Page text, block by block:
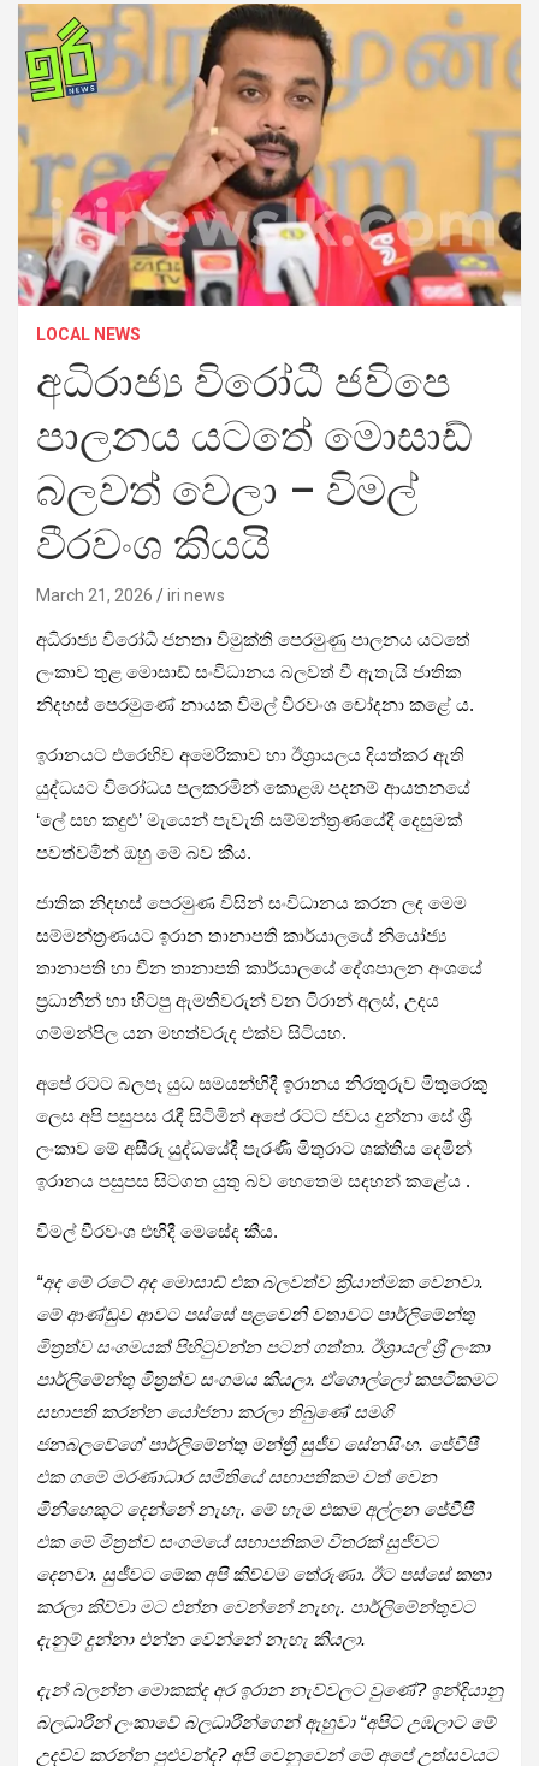
LOCAL NEWS
අධිරාජ්‍ය විරෝධී ජවිපෙ
පාලනය යටතේ මොසාඩ්
බලවත් වෙලා – විමල්
වීරවංශ කියයි
March 21, 2026 iri news
අධිරාජ්‍ය විරෝධී ජනතා විමුක්ති පෙරමුණු පාලනය යටතේ
ලංකාව තුළ මොසාඩ් සංවිධානය බලවත් වී ඇතැයි ජාතික
නිදහස් පෙරමුණේ නායක විමල් වීරවංශ චෝදනා කළේ ය.
ඉරානයට එරෙහිව අමෙරිකාව හා ඊශ්‍රායලය දියත්කර ඇති
යුද්ධයට විරෝධය පලකරමින් කොළඹ පදනම් ආයතනයේ
‘ලේ සහ කදුළු’ මැයෙන් පැවැති සම්මන්ත්‍රණයේදී දෙසුමක්
පවත්වමින් ඔහු මේ බව කීය.
ජාතික නිදහස් පෙරමුණ විසින් සංවිධානය කරන ලද මෙම
සම්මන්ත්‍රණයට ඉරාන තානාපති කාර්යාලයේ නියෝජ්‍ය
තානාපති හා චීන තානාපති කාර්යාලයේ දේශපාලන අංශයේ
ප්‍රධානීන් හා හිටපු ඇමතිවරුන් වන ටිරාන් අලස්, උදය
ගම්මන්පිල යන මහත්වරුද එක්ව සිටියහ.
අපේ රටට බලපෑ යුධ සමයන්හිදී ඉරානය නිරතුරුව මිතුරෙකු
ලෙස අපි පසුපස රැඳී සිටිමින් අපේ රටට ජවය දුන්නා සේ ශ්‍රී
ලංකාව මේ අසීරු යුද්ධයේදී පැරණි මිතුරාට ශක්තිය දෙමින්
ඉරානය පසුපස සිටගත යුතු බව හෙතෙම සදහන් කළේය .
විමල් වීරවංශ එහිදී මෙසේද කීය.
“අද මේ රටේ අද මොසාඩ් එක බලවත්ව ක්‍රියාත්මක වෙනවා.
මේ ආණ්ඩුව ආවට පස්සේ පළවෙනි වතාවට පාර්ලිමේන්තු
මිත්‍රත්ව සංගමයක් පිහිටුවන්න පටන් ගත්තා. ඊශ්‍රායල් ශ්‍රී ලංකා
පාර්ලිමේන්තු මිත්‍රත්ව සංගමය කියලා. ඒගොල්ලෝ කපටිකමට
සභාපති කරන්න යෝජනා කරලා තිබුණේ සමගි
ජනබලවේගේ පාර්ලිමේන්තු මන්ත්‍රී සුජීව සේනසිංහ. ජේවීපී
එක ගමේ මරණාධාර සමිතියේ සභාපතිකම වත් වෙන
මිනිහෙකුට දෙන්නේ නැහැ. මේ හැම එකම අල්ලන ජේවීපී
එක මේ මිත්‍රත්ව සංගමයේ සභාපතිකම විතරක් සුජීවට
දෙනවා. සුජීවට මේක අපි කිව්වම තේරුණා. ඊට පස්සේ කතා
කරලා කිව්වා මට එන්න වෙන්නේ නැහැ. පාර්ලිමේන්තුවට
දැනුම් දුන්නා එන්න වෙන්නේ නැහැ කියලා.
දැන් බලන්න මොකක්ද අර ඉරාන නැව්වලට වුණේ? ඉන්දියානු
බලධාරීන් ලංකාවේ බලධාරීන්ගෙන් ඇහුවා “අපිට උඹලාට මේ
උදව්ව කරන්න පුළුවන්ද? අපි වෙනුවෙන් මේ අපේ උත්සවයට